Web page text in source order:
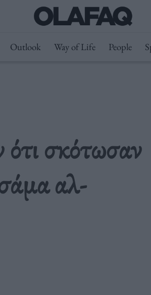
Outlook Way of Life People
σκότωσαν
αλ-